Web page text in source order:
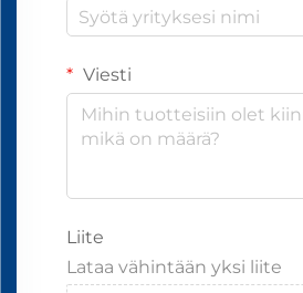
Viesti
Liite
Lataa vähintään yksi liite